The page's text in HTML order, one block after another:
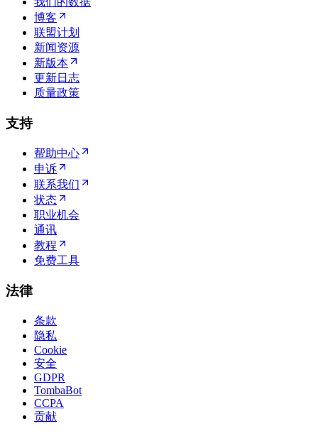
博客
联盟计划
新闻资源
新版本
更新日志
质量政策
支持
帮助中心
申诉
联系我们
状态
职业机会
通讯
教程
免费工具
法律
条款
隐私
Cookie
安全
GDPR
TombaBot
CCPA
贡献